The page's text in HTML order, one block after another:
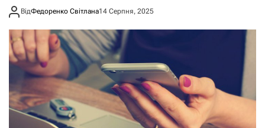
ВідФедоренко Світлана14 Серпня, 2025